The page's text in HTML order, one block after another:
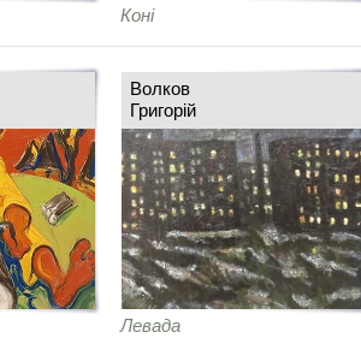
Коні
Волков
Григорій
Левада